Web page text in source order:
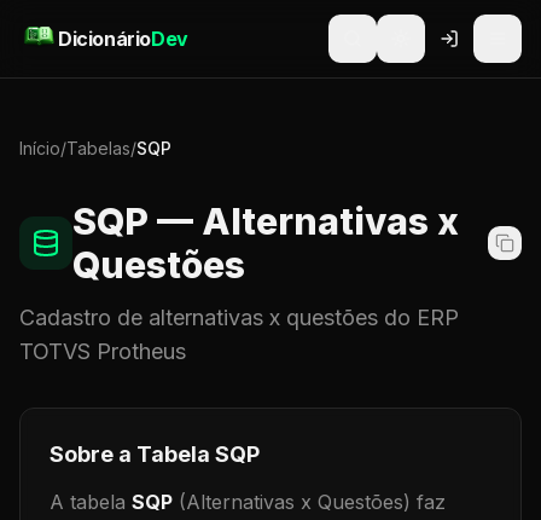
DicionárioDev
Início/Tabelas/SQP
SQP — Alternativas x
Questões
Cadastro de alternativas x questões do ERP
TOTVS Protheus
Sobre a Tabela SQP
A tabela SQP (Alternativas x Questões) faz